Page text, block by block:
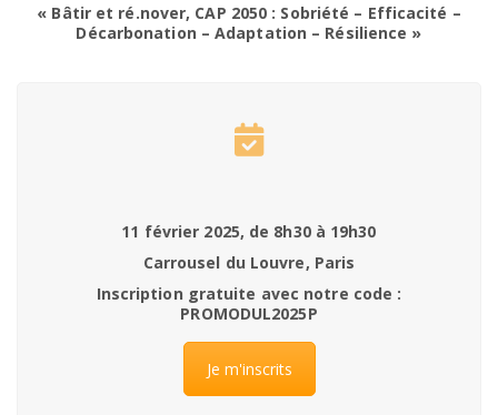
« Bâtir et ré.nover, CAP 2050 : Sobriété – Efficacité –
Décarbonation – Adaptation – Résilience »
11 février 2025, de 8h30 à 19h30
Carrousel du Louvre, Paris
Inscription gratuite avec notre code :
PROMODUL2025P
Je m'inscrits